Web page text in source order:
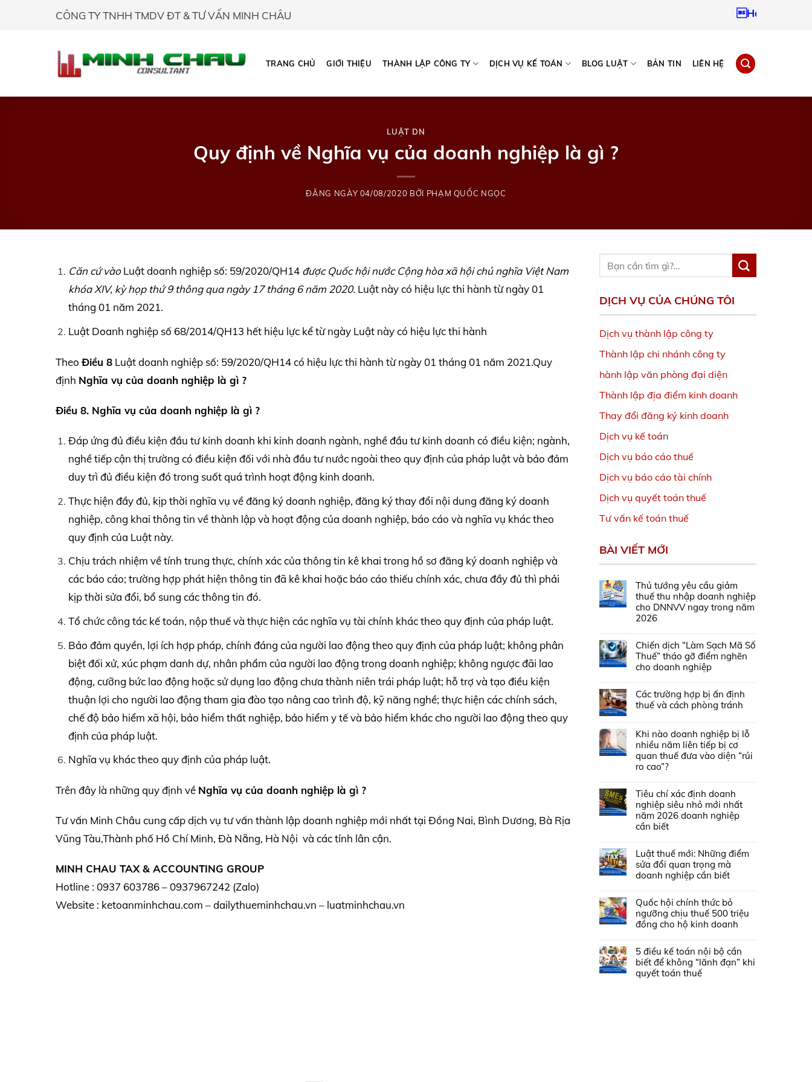
CÔNG TY TNHH TMDV ĐT & TƯ VẤN MINH CHÂU Hotline:
TRANG CHỦ GIỚI THIỆU THÀNH LẬP CÔNG TY DỊCH VỤ KẾ TOÁN BLOG LUẬT BẢN TIN LIÊN HỆ
LUẬT DN
Quy định về Nghĩa vụ của doanh nghiệp là gì ?
ĐĂNG NGÀY 04/08/2020 BỞI PHẠM QUỐC NGỌC
Căn cứ vàoLuật doanh nghiệp số: 59/2020/QH14 được Quốc hội nước Cộng hòa xã hội chủ nghĩa Việt Nam
khóaXIV, kỳ họp thứ 9 thông qua ngày 17 tháng 6 năm 2020. Luật này có hiệu lực thi hành từ ngày 01
tháng 01 năm 2021.
Luật Doanh nghiệp số 68/2014/QH13 hết hiệu lực kể từ ngày Luật này có hiệu lực thi hành
Theo Điều 8 Luật doanh nghiệp số: 59/2020/QH14 có hiệu lực thi hành từ ngày 01 tháng 01 năm 2021.Quy
định Nghĩa vụ của doanh nghiệp là gì ?
Điều 8. Nghĩa vụ của doanh nghiệp là gì ?
Đáp ứng đủ điều kiện đầu tư kinh doanh khi kinh doanh ngành, nghề đầu tư kinh doanh có điều kiện; ngành,
nghề tiếp cận thị trường có điều kiện đối với nhà đầu tư nước ngoài theo quy định của pháp luật và bảo đảm
duy trì đủ điều kiện đó trong suốt quá trình hoạt động kinh doanh.
Thực hiện đầy đủ, kịp thời nghĩa vụ về đăng ký doanh nghiệp, đăng ký thay đổi nội dung đăng ký doanh
nghiệp, công khai thông tin về thành lập và hoạt động của doanh nghiệp, báo cáo và nghĩa vụ khác theo
quy định của Luật này.
Chịu trách nhiệm về tính trung thực, chính xác của thông tin kê khai trong hồ sơ đăng ký doanh nghiệp và
các báo cáo; trường hợp phát hiện thông tin đã kê khai hoặc báo cáo thiếu chính xác, chưa đầy đủ thì phải
kịp thời sửa đổi, bổ sung các thông tin đó.
Tổ chức công tác kế toán, nộp thuế và thực hiện các nghĩa vụ tài chính khác theo quy định của pháp luật.
Bảo đảm quyền, lợi ích hợp pháp, chính đáng của người lao động theo quy định của pháp luật; không phân
biệt đối xử, xúc phạm danh dự, nhân phẩm của người lao động trong doanh nghiệp; không ngược đãi lao
động, cưỡng bức lao động hoặc sử dụng lao động chưa thành niên trái pháp luật; hỗ trợ và tạo điều kiện
thuận lợi cho người lao động tham gia đào tạo nâng cao trình độ, kỹ năng nghề; thực hiện các chính sách,
chế độ bảo hiểm xã hội, bảo hiểm thất nghiệp, bảo hiểm y tế và bảo hiểm khác cho người lao động theo quy
định của pháp luật.
Nghĩa vụ khác theo quy định của pháp luật.
Trên đây là những quy định về Nghĩa vụ của doanh nghiệp là gì ?
Tư vấn Minh Châu cung cấp dịch vụ tư vấn thành lập doanh nghiệp mới nhất tại Đồng Nai, Bình Dương, Bà Rịa
Vũng Tàu,Thành phố Hồ Chí Minh, Đà Nẵng, Hà Nội và các tỉnh lân cận.
MINH CHAU TAX & ACCOUNTING GROUP
Hotline : 0937 603786 – 0937967242 (Zalo)
Website : ketoanminhchau.com – dailythueminhchau.vn – luatminhchau.vn
DỊCH VỤ CỦA CHÚNG TÔI
Dịch vụ thành lập công ty
Thành lập chi nhánh công ty
hành lập văn phòng đại diện
Thành lập địa điểm kinh doanh
Thay đổi đăng ký kinh doanh
Dịch vụ kế toán
Dịch vụ báo cáo thuế
Dịch vụ báo cáo tài chính
Dịch vụ quyết toán thuế
Tư vấn kế toán thuế
BÀI VIẾT MỚI
Thủ tướng yêu cầu giảm
thuế thu nhập doanh nghiệp
cho DNNVV ngay trong năm
2026
Chiến dịch “Làm Sạch Mã Số
Thuế” tháo gỡ điểm nghẽn
cho doanh nghiệp
Các trường hợp bị ấn định
thuế và cách phòng tránh
Khi nào doanh nghiệp bị lỗ
nhiều năm liên tiếp bị cơ
quan thuế đưa vào diện “rủi
ro cao”?
Tiêu chí xác định doanh
nghiệp siêu nhỏ mới nhất
năm 2026 doanh nghiệp
cần biết
Luật thuế mới: Những điểm
sửa đổi quan trọng mà
doanh nghiệp cần biết
Quốc hội chính thức bỏ
ngưỡng chịu thuế 500 triệu
đồng cho hộ kinh doanh
5 điều kế toán nội bộ cần
biết để không “lãnh đạn” khi
quyết toán thuế